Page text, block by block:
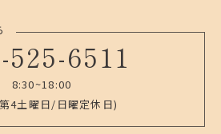
525-6511
8:30~18:00
4土曜日/日曜定休日)